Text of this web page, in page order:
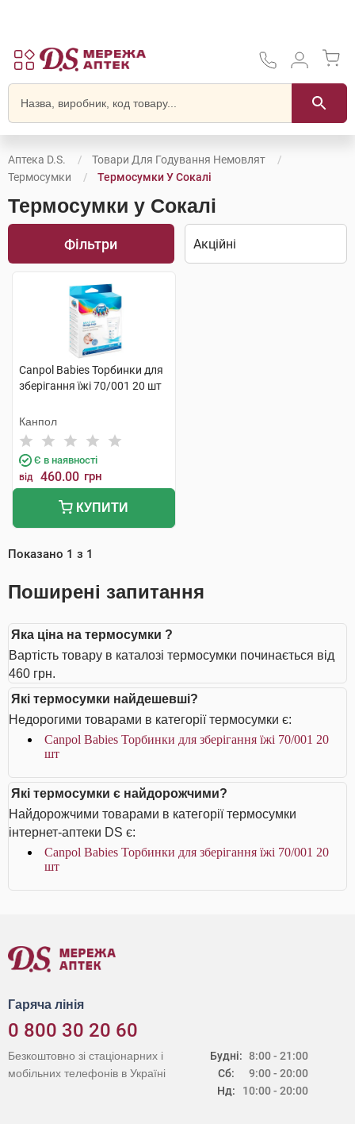
Аптека D.S.
Товари Для Годування Немовлят
Термосумки
Термосумки У Сокалі
Термосумки у Сокалі
Фільтри
Canpol Babies Торбинки для
зберігання їжі 70/001 20 шт
Канпол
Є в наявності
від 460.00 грн
КУПИТИ
Показано 1 з 1
Поширені запитання
Яка ціна на термосумки ?
Вартість товару в каталозі термосумки починається від
460 грн.
Які термосумки найдешевші?
Недорогими товарами в категорії термосумки є:
Canpol Babies Торбинки для зберігання їжі 70/001 20
шт
Які термосумки є найдорожчими?
Найдорожчими товарами в категорії термосумки
інтернет-аптеки DS є:
Canpol Babies Торбинки для зберігання їжі 70/001 20
шт
Гаряча лінія
0 800 30 20 60
Будні:
Сб:
Нд:
8:00 - 21:00
9:00 - 20:00
10:00 - 20:00
Безкоштовно зі стаціонарних і
мобільних телефонів в Україні